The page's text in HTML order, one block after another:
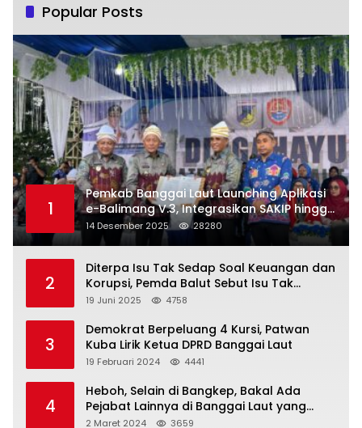
Popular Posts
1
Pemkab Banggai Laut Launching Aplikasi
e-Balimang V.3, Integrasikan SAKIP hingga
Satu Data Layanan Publik
14 Desember 2025 28280
2
Diterpa Isu Tak Sedap Soal Keuangan dan
Korupsi, Pemda Balut Sebut Isu Tak
Berdasar
19 Juni 2025 4758
3
Demokrat Berpeluang 4 Kursi, Patwan
Kuba Lirik Ketua DPRD Banggai Laut
19 Februari 2024 4441
4
Heboh, Selain di Bangkep, Bakal Ada
Pejabat Lainnya di Banggai Laut yang
Bakal di Ciduk, Bagini Kata Kapolres!
2 Maret 2024 3659